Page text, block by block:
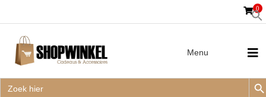
naar:
0
Zoek
naar:
Menu